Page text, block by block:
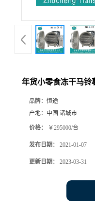
年货小零食冻干马铃
品牌： 恒途
产地： 中国 诸城市
价格： ￥295000/台
发布日期： 2021-01-07
更新日期： 2023-03-31